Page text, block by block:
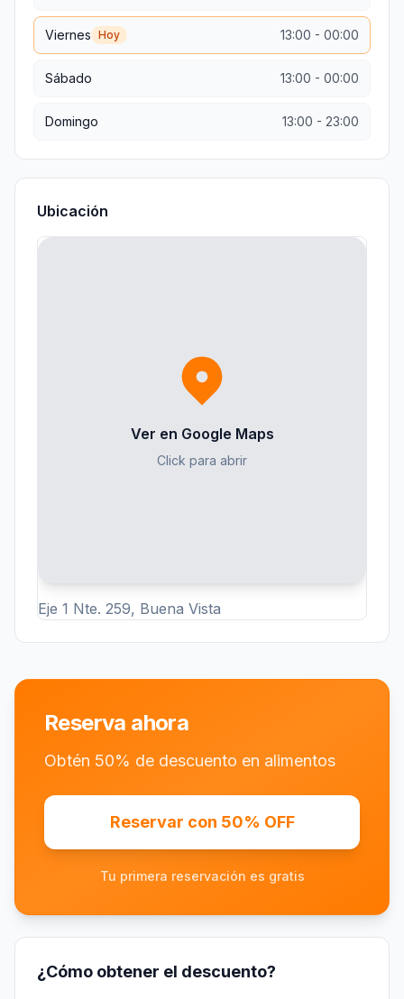
Viernes Hoy 13:00 - 00:00
Sábado 13:00 - 00:00
Domingo 13:00 - 23:00
Ubicación
Ver en Google Maps
Click para abrir
Eje 1 Nte. 259, Buena Vista
Reserva ahora
Obtén 50% de descuento en alimentos
Reservar con 50% OFF
Tu primera reservación es gratis
¿Cómo obtener el descuento?